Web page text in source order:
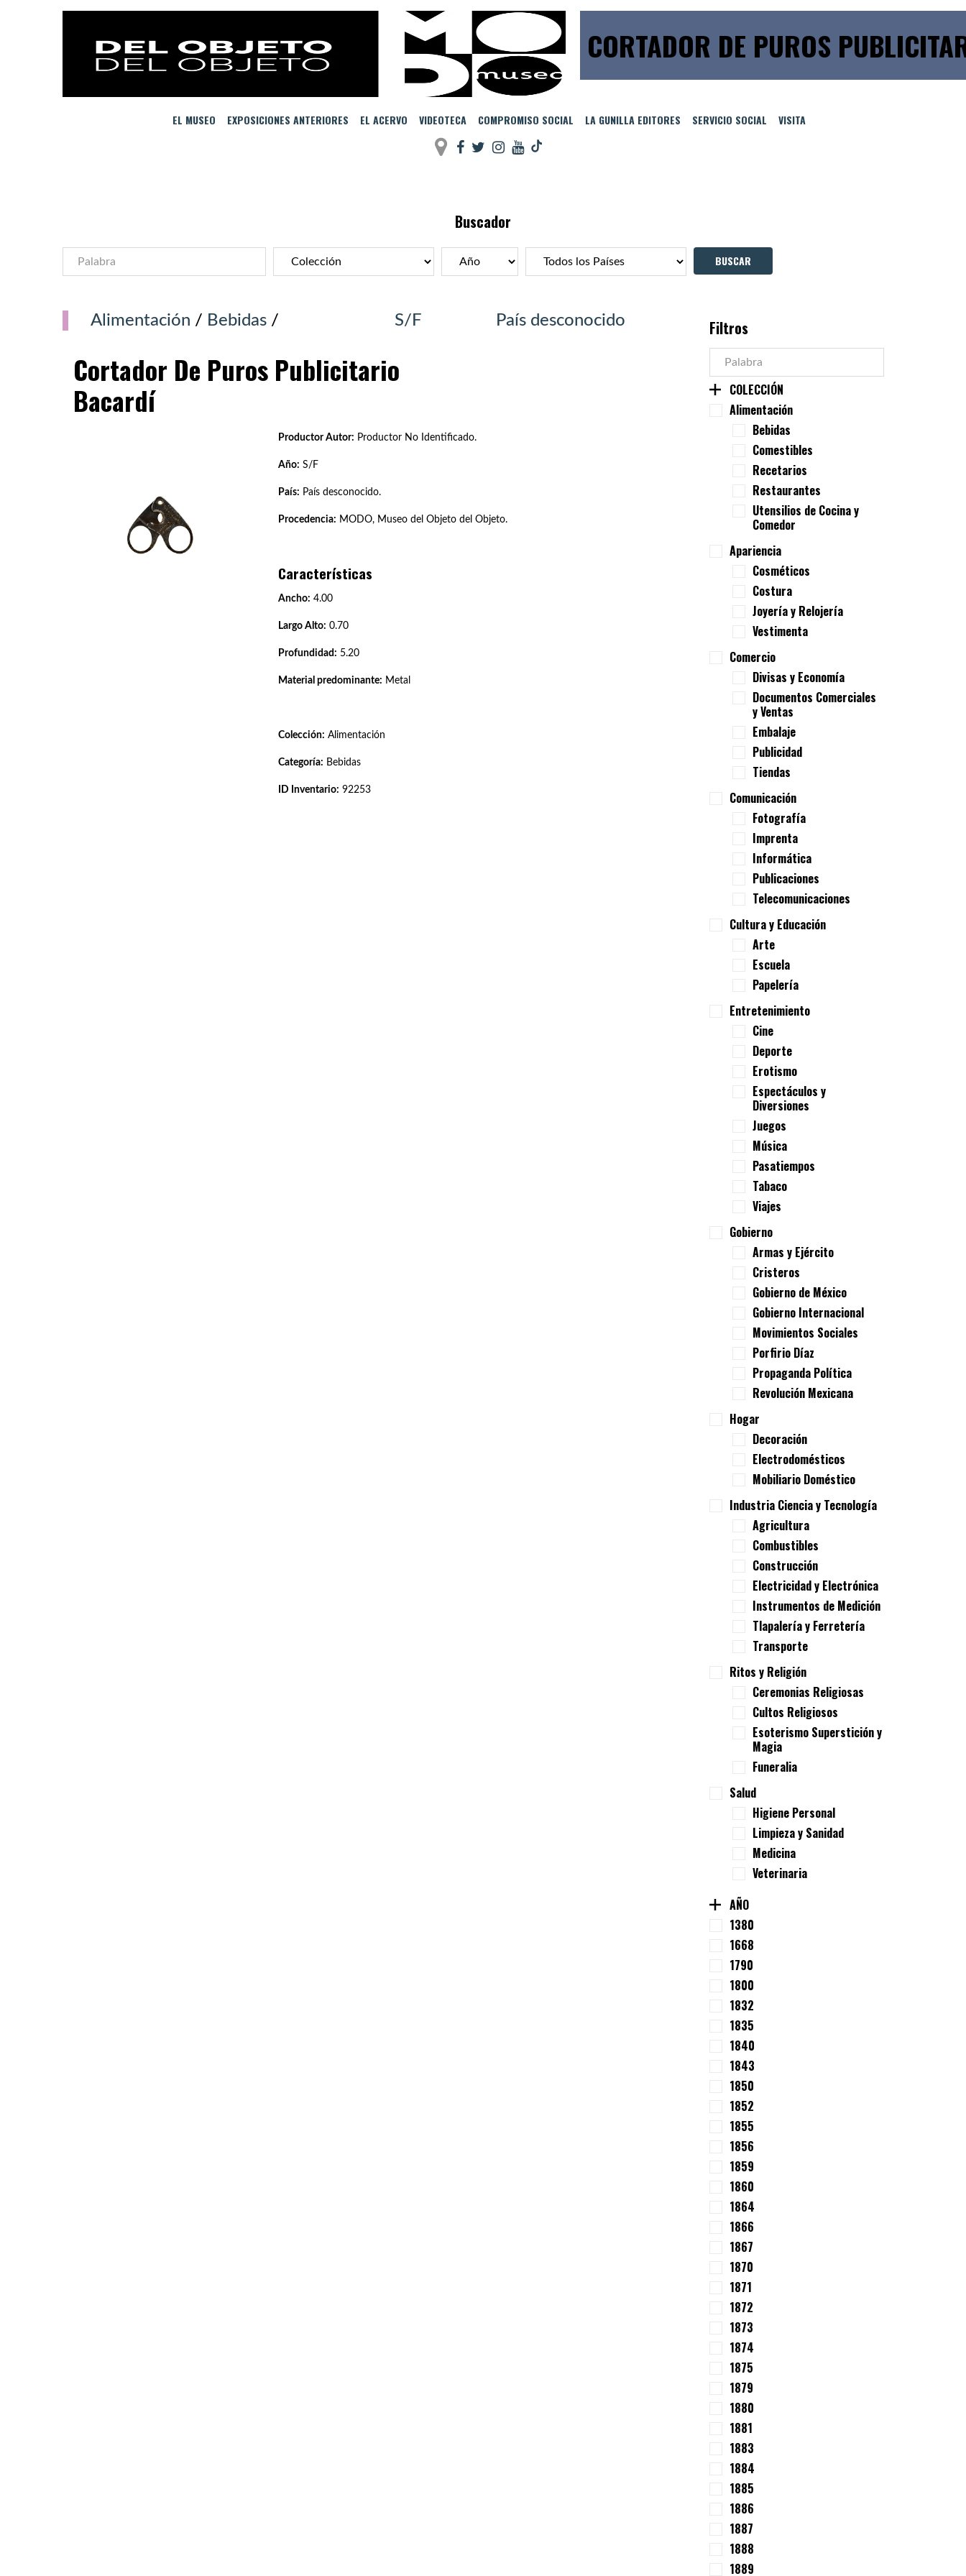
CORTADOR DE PUROS
EL MUSEO EXPOSICIONES ANTERIORES EL ACERVO VIDEOTECA COMPROMISO SOCIAL LA GUNILLA EDITORES SERVICIO SOCIAL VISITA
Buscador
Alimentación / Bebidas / S/F País desconocido
Cortador De Puros Publicitario
Bacardí
Productor Autor: Productor No Identificado.
Año: S/F
País: País desconocido.
Procedencia: MODO, Museo del Objeto del Objeto.
Características
Ancho: 4.00
Largo Alto: 0.70
Profundidad: 5.20
Material predominante: Metal
Colección: Alimentación
Categoría: Bebidas
ID Inventario: 92253
Filtros
COLECCIÓN
Alimentación
Bebidas
Comestibles
Recetarios
Restaurantes
Utensilios de Cocina y
Comedor
Apariencia
Cosméticos
Costura
Joyería y Relojería
Vestimenta
Comercio
Divisas y Economía
Documentos Comerciales
y Ventas
Embalaje
Publicidad
Tiendas
Comunicación
Fotografía
Imprenta
Informática
Publicaciones
Telecomunicaciones
Cultura y Educación
Arte
Escuela
Papelería
Entretenimiento
Cine
Deporte
Erotismo
Espectáculos y
Diversiones
Juegos
Música
Pasatiempos
Tabaco
Viajes
Gobierno
Armas y Ejército
Cristeros
Gobierno de México
Gobierno Internacional
Movimientos Sociales
Porfirio Díaz
Propaganda Política
Revolución Mexicana
Hogar
Decoración
Electrodomésticos
Mobiliario Doméstico
Industria Ciencia y Tecnología
Agricultura
Combustibles
Construcción
Electricidad y Electrónica
Instrumentos de Medición
Tlapalería y Ferretería
Transporte
Ritos y Religión
Ceremonias Religiosas
Cultos Religiosos
Esoterismo Superstición y
Magia
Funeralia
Salud
Higiene Personal
Limpieza y Sanidad
Medicina
Veterinaria
AÑO
1380
1668
1790
1800
1832
1835
1840
1843
1850
1852
1855
1856
1859
1860
1864
1866
1867
1870
1871
1872
1873
1874
1875
1879
1880
1881
1883
1884
1885
1886
1887
1888
1889